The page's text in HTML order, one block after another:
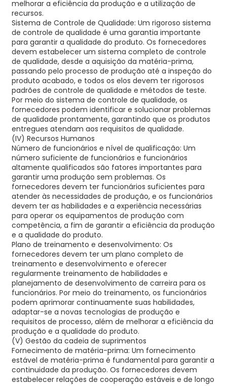
melhorar a eficiência da produção e a utilização de
recursos.
Sistema de Controle de Qualidade: Um rigoroso sistema
de controle de qualidade é uma garantia importante
para garantir a qualidade do produto. Os fornecedores
devem estabelecer um sistema completo de controle
de qualidade, desde a aquisição da matéria-prima,
passando pelo processo de produção até a inspeção do
produto acabado, e todos os elos devem ter rigorosos
padrões de controle de qualidade e métodos de teste.
Por meio do sistema de controle de qualidade, os
fornecedores podem identificar e solucionar problemas
de qualidade prontamente, garantindo que os produtos
entregues atendam aos requisitos de qualidade.
(IV) Recursos Humanos
Número de funcionários e nível de qualificação: Um
número suficiente de funcionários e funcionários
altamente qualificados são fatores importantes para
garantir uma produção sem problemas. Os
fornecedores devem ter funcionários suficientes para
atender às necessidades de produção, e os funcionários
devem ter as habilidades e a experiência necessárias
para operar os equipamentos de produção com
competência, a fim de garantir a eficiência da produção
e a qualidade do produto.
Plano de treinamento e desenvolvimento: Os
fornecedores devem ter um plano completo de
treinamento e desenvolvimento e oferecer
regularmente treinamento de habilidades e
planejamento de desenvolvimento de carreira para os
funcionários. Por meio do treinamento, os funcionários
podem aprimorar continuamente suas habilidades,
adaptar-se a novas tecnologias de produção e
requisitos de processo, além de melhorar a eficiência da
produção e a qualidade do produto.
(V) Gestão da cadeia de suprimentos
Fornecimento de matéria-prima: Um fornecimento
estável de matéria-prima é fundamental para garantir a
continuidade da produção. Os fornecedores devem
estabelecer relações de cooperação estáveis ​​e de longo